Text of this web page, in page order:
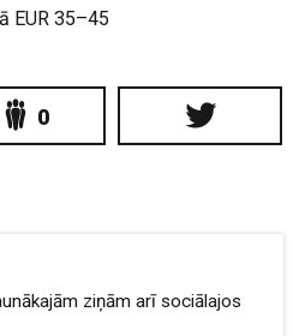
EUR 35–45
0
ziņām arī sociālajos